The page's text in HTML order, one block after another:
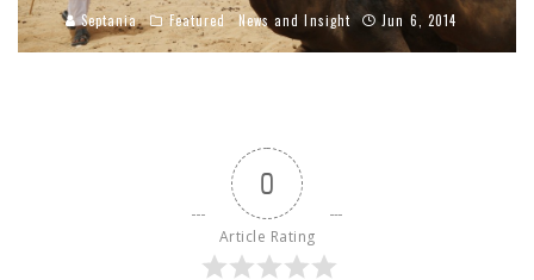
Septania Featured News and Insight Jun 6, 2014
0
Article Rating